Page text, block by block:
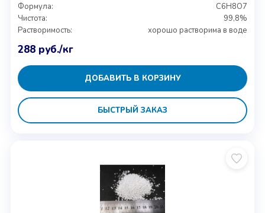
Формула:
C6H8O7
Чистота:
99,8%
Растворимость:
хорошо растворима в воде
288 руб./кг
ДОБАВИТЬ В КОРЗИНУ
БЫСТРЫЙ ЗАКАЗ